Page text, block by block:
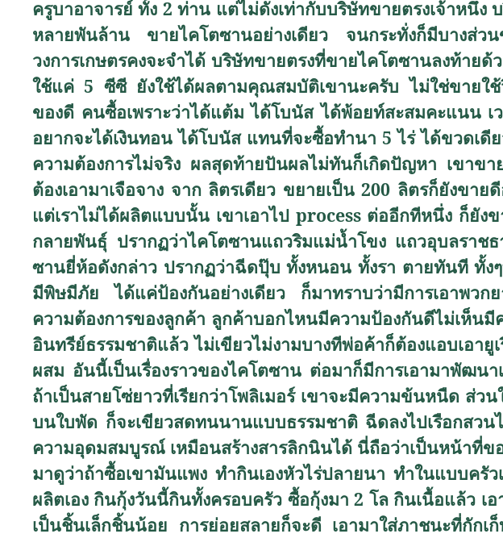
ครูบาอาจารย์ ทั้ง 2 ท่าน แต่ไม่ดังเท่ากับบริษัทขายตรงเจ้าหนึ่ง
หลายพันล้าน ขายไคโตซานอย่างเดียว จนกระทั่งก็มีบางส่ว
วงการเกษตรคงจะจำได้ บริษัทขายตรงที่ขายไคโตซานลงท้าย
ใช้แค่ 5 ซีซี ยังใช้ได้ผลตามคุณสมบัติเขานะครับ ไม่ใช่ขายใช้
ของดี คนซื้อเพราะว่าได้แต้ม ได้โบนัส ได้พ้อยท์สะสมคะแนน
อยากจะได้เงินทอน ได้โบนัส แทนที่จะซื้อทำนา 5 ไร่ ได้ขวดเ
ความต้องการไม่จริง ผลสุดท้ายปันผลไม่ทันก็เกิดปัญหา เขา
ต้องเอามาเจือจาง จาก ลิตรเดียว ขยายเป็น 200 ลิตรก็ยังข
แต่เราไม่ได้ผลิตแบบนั้น เขาเอาไป process ต่ออีกทีหนึ่ง ก็ยัง
กลายพันธุ์ ปรากฏว่าไคโตซานแถวริมแม่น้ำโขง แถวอุบลรา
ซานยี่ห้อดังกล่าว ปรากฏว่าฉีดปุ๊บ ทั้งหนอน ทั้งรา ตายทันที ทั้ง
มีพิษมีภัย ได้แค่ป้องกันอย่างเดียว ก็มาทราบว่ามีการเอาพวก
ความต้องการของลูกค้า ลูกค้าบอกไหนมีความป้องกันดีไม่เห็น
อินทรีย์ธรรมชาติแล้ว ไม่เขียวไม่งามบางทีพ่อค้าก็ต้องแอบเอา
ผสม อันนี้เป็นเรื่องราวของไคโตซาน ต่อมาก็มีการเอามาพัฒน
ถ้าเป็นสายโซ่ยาวที่เรียกว่าโพลิเมอร์ เขาจะมีความข้นหนืด ส่
บนใบพัด ก็จะเขียวสดทนนานแบบธรรมชาติ ฉีดลงไปเรือกสว
ความอุดมสมบูรณ์ เหมือนสร้างสารลิกนินได้ นี่ถือว่าเป็นหน้าที่ข
มาดูว่าถ้าซื้อเขามันแพง ทำกินเองหัวไร่ปลายนา ทำในแบบครั
ผลิตเอง กินกุ้งวันนี้กินทั้งครอบครัว ซื้อกุ้งมา 2 โล กินเนื้อแล้ว
เป็นชิ้นเล็กชิ้นน้อย การย่อยสลายก็จะดี เอามาใส่ภาชนะที่กัก